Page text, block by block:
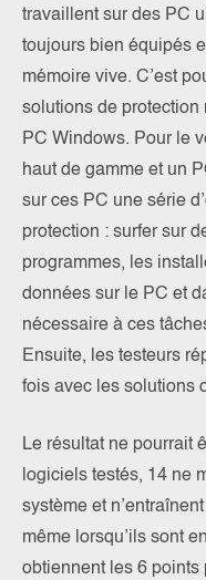
travaillent sur des PC
toujours bien équipés
mémoire vive. C’est
solutions de protection
PC Windows. Pour le
haut de gamme et un
sur ces PC une série
protection : surfer sur
programmes, les
données sur le PC et
nécessaire à ces
Ensuite, les testeurs
fois avec les solutions
Le résultat ne pourrait
logiciels testés, 14 ne
système et
même lorsqu’ils sont
obtiennent les 6 points